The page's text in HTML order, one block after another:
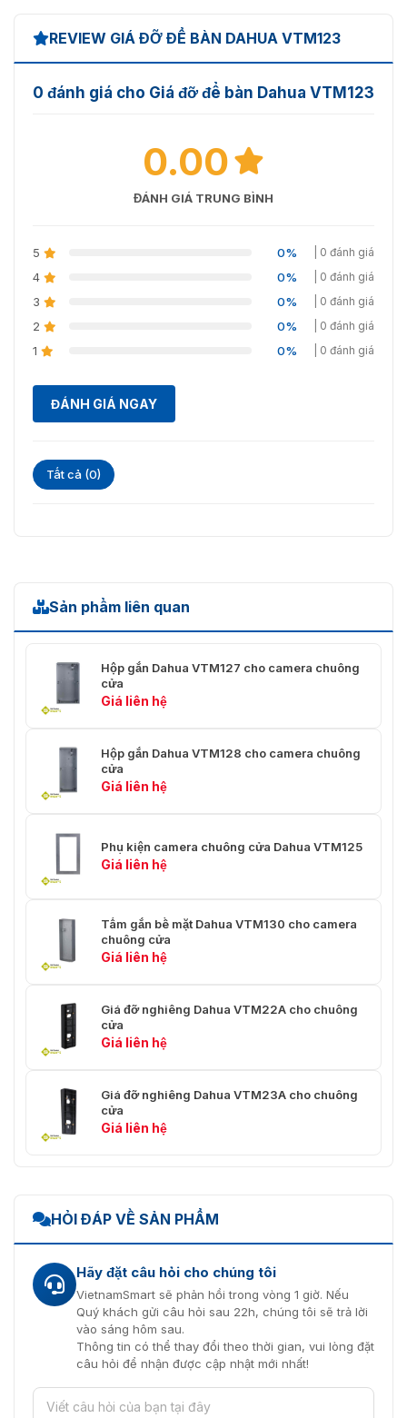
REVIEW GIÁ ĐỠ ĐỂ BÀN DAHUA VTM123
0 đánh giá cho Giá đỡ để bàn Dahua VTM123
0.00
ĐÁNH GIÁ TRUNG BÌNH
5 0% | 0 đánh giá
4 0% | 0 đánh giá
3 0% | 0 đánh giá
2 0% | 0 đánh giá
1 0% | 0 đánh giá
ĐÁNH GIÁ NGAY
Tất cả (0)
Sản phẩm liên quan
Hộp gắn Dahua VTM127 cho camera chuông
cửa
Giá liên hệ
Hộp gắn Dahua VTM128 cho camera chuông
cửa
Giá liên hệ
Phụ kiện camera chuông cửa Dahua VTM125
Giá liên hệ
Tấm gắn bề mặt Dahua VTM130 cho camera
chuông cửa
Giá liên hệ
Giá đỡ nghiêng Dahua VTM22A cho chuông
cửa
Giá liên hệ
Giá đỡ nghiêng Dahua VTM23A cho chuông
cửa
Giá liên hệ
HỎI ĐÁP VỀ SẢN PHẨM
Hãy đặt câu hỏi cho chúng tôi
VietnamSmart sẽ phản hồi trong vòng 1 giờ. Nếu
Quý khách gửi câu hỏi sau 22h, chúng tôi sẽ trả lời
vào sáng hôm sau.
Thông tin có thể thay đổi theo thời gian, vui lòng đặt
câu hỏi để nhận được cập nhật mới nhất!